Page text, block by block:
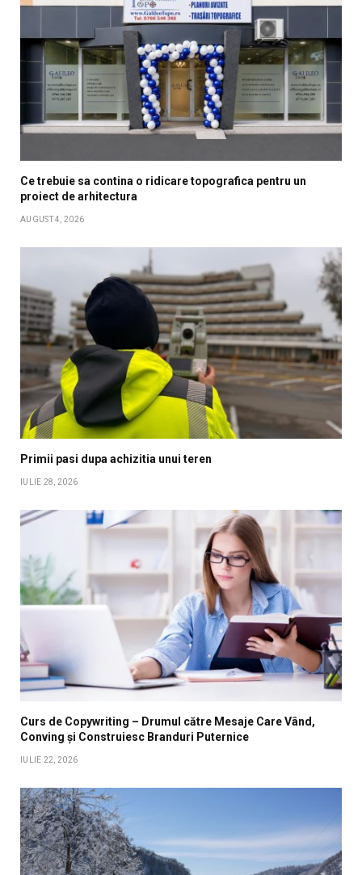
Ce trebuie sa contina o ridicare topografica pentru un
proiect de arhitectura
AUGUST 4, 2026
Primii pasi dupa achizitia unui teren
IULIE 28, 2026
Curs de Copywriting – Drumul către Mesaje Care Vând,
Conving și Construiesc Branduri Puternice
IULIE 22, 2026